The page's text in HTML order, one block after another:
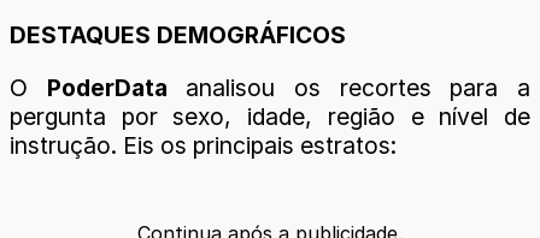
DESTAQUES DEMOGRÁFICOS
O PoderData analisou os recortes para a
pergunta por sexo, idade, região e nível de
instrução. Eis os principais estratos:
Continua após a publicidade.